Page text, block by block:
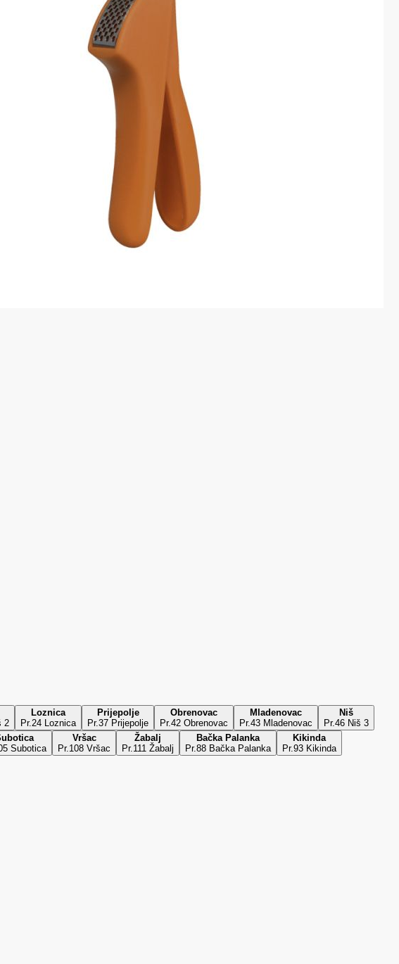
2
Loznica
Pr.24 Loznica
Prijepolje
Pr.37 Prijepolje
Obrenovac
Pr.42 Obrenovac
Mladenovac
Pr.43 Mladenovac
Niš
Pr.46 Niš 3
Subotica
Vršac
Pr.108 Vršac
Žabalj
Pr.111 Žabalj
Bačka Palanka
Pr.88 Bačka Palanka
Kikinda
Pr.93 Kikinda